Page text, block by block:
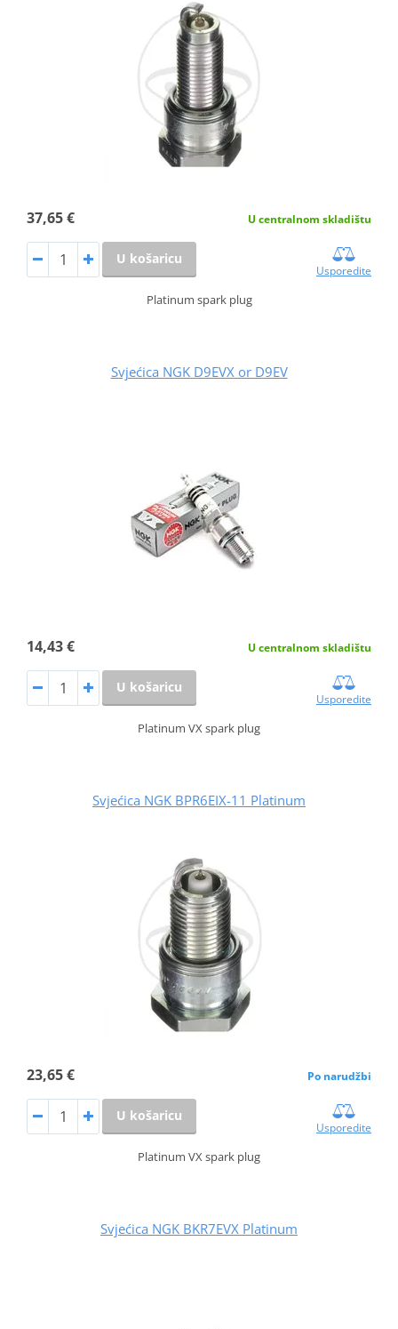
37,65 € U centralnom skladištu
U košaricu
Usporedite
Platinum spark plug
Svjećica NGK D9EVX or D9EV
14,43 € U centralnom skladištu
U košaricu
Usporedite
Platinum VX spark plug
Svjećica NGK BPR6EIX-11 Platinum
23,65 € Po narudžbi
U košaricu
Usporedite
Platinum VX spark plug
Svjećica NGK BKR7EVX Platinum